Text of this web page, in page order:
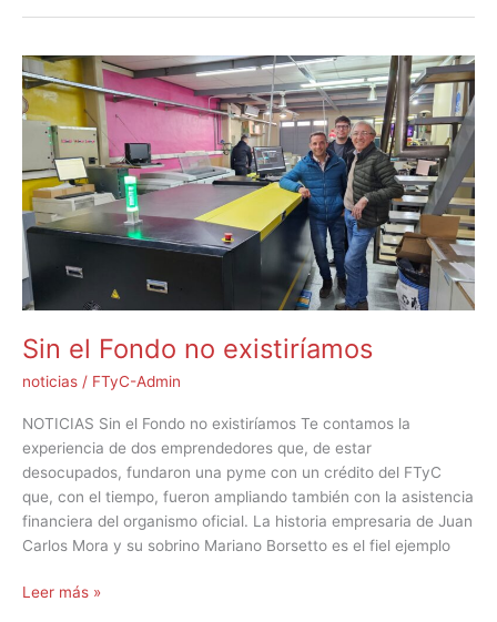
Sin el Fondo no existiríamos
noticias / FTyC-Admin
NOTICIAS Sin el Fondo no existiríamos Te contamos la
experiencia de dos emprendedores que, de estar
desocupados, fundaron una pyme con un crédito del FTyC
que, con el tiempo, fueron ampliando también con la asistencia
financiera del organismo oficial. La historia empresaria de Juan
Carlos Mora y su sobrino Mariano Borsetto es el fiel ejemplo
Sin
el
Fondo
existiríamos
Leer más »